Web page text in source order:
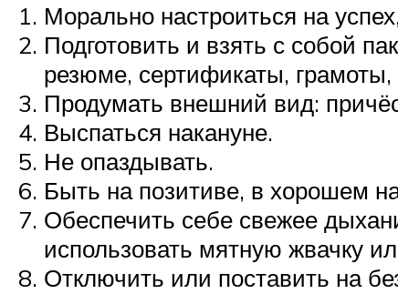
Морально настроиться на
Подготовить и взять с собой
резюме, сертификаты, грамоты,
Продумать внешний вид:
Выспаться накануне.
Не опаздывать.
Быть на позитиве, в хорошем
Обеспечить себе свежее
использовать мятную жвачку
Отключить или поставить на